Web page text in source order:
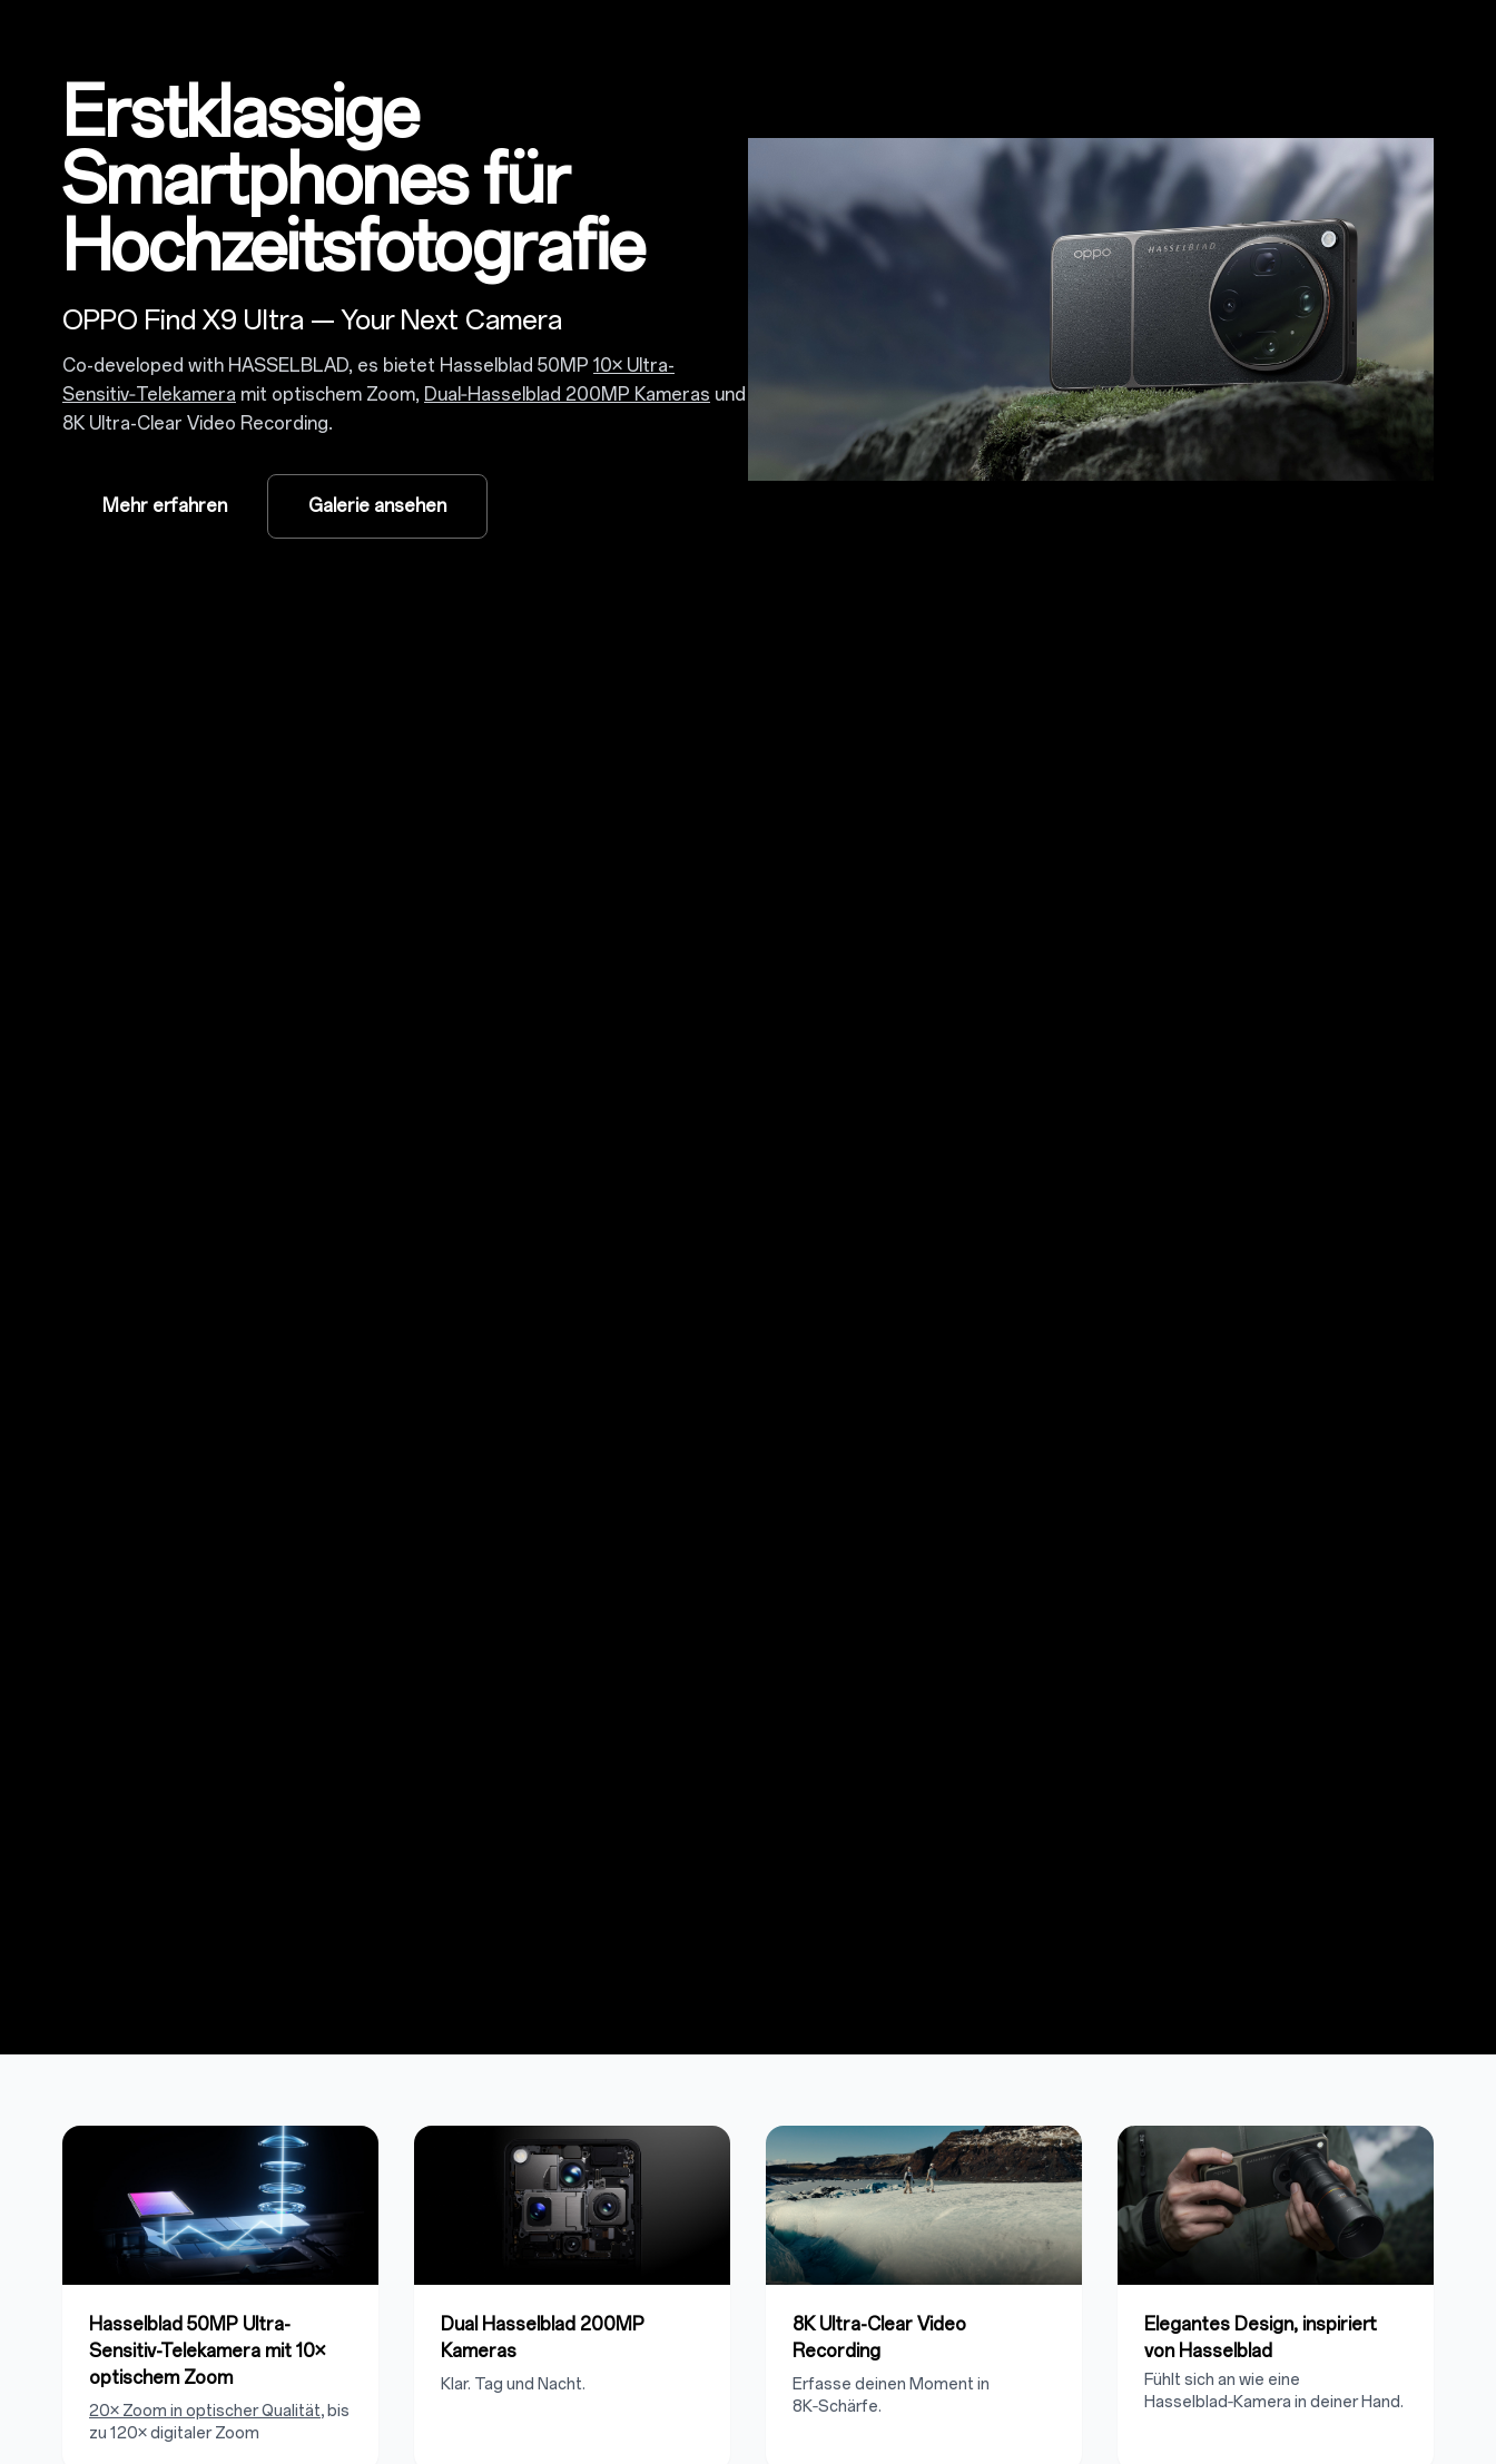
Erstklassige
Smartphones für
Hochzeitsfotografie
OPPO Find X9 Ultra — Your Next Camera
Co-developed with HASSELBLAD, es bietet Hasselblad 50MP 10× Ultra-
Sensitiv‑Telekamera mit optischem Zoom, Dual‑Hasselblad 200MP Kameras und
8K Ultra-Clear Video Recording.
Mehr erfahren Galerie ansehen
Hasselblad 50MP Ultra-
Sensitiv-Telekamera mit 10×
optischem Zoom
20× Zoom in optischer Qualität, bis
zu 120× digitaler Zoom
Dual Hasselblad 200MP
Kameras
Klar. Tag und Nacht.
8K Ultra-Clear Video
Recording
Erfasse deinen Moment in
8K‑Schärfe.
Elegantes Design, inspiriert
von Hasselblad
Fühlt sich an wie eine
Hasselblad‑Kamera in deiner Hand.